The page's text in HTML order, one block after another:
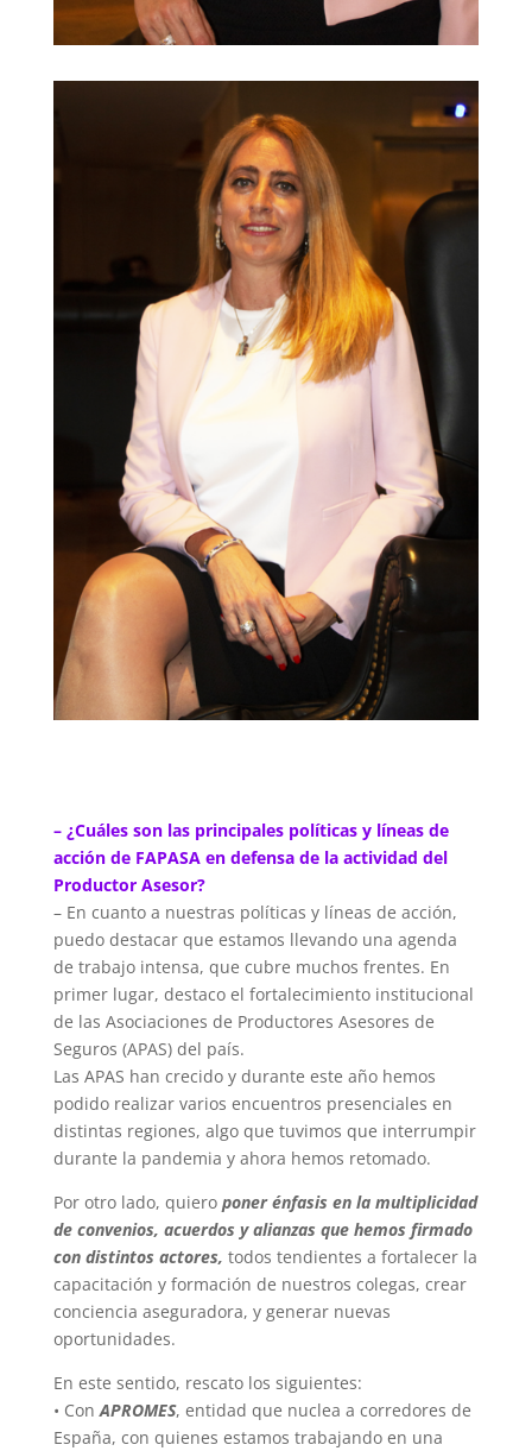
– ¿Cuáles son las principales políticas y líneas de
acción de FAPASA en defensa de la actividad del
Productor Asesor?
– En cuanto a nuestras políticas y líneas de acción,
puedo destacar que estamos llevando una agenda
de trabajo intensa, que cubre muchos frentes. En
primer lugar, destaco el fortalecimiento institucional
de las Asociaciones de Productores Asesores de
Seguros (APAS) del país.
Las APAS han crecido y durante este año hemos
podido realizar varios encuentros presenciales en
distintas regiones, algo que tuvimos que interrumpir
durante la pandemia y ahora hemos retomado.
Por otro lado, quiero poner énfasis en la multiplicidad
de convenios, acuerdos y alianzas que hemos firmado
con distintos actores, todos tendientes a fortalecer la
capacitación y formación de nuestros colegas, crear
conciencia aseguradora, y generar nuevas
oportunidades.
En este sentido, rescato los siguientes:
• Con APROMES, entidad que nuclea a corredores de
España, con quienes estamos trabajando en una